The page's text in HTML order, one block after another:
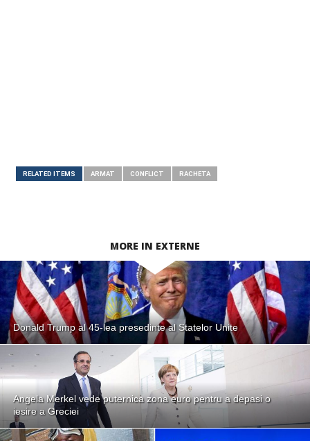
RELATED ITEMS ARMAT CONFLICT RACHETA
MORE IN EXTERNE
Donald Trump al 45-lea presedinte al Statelor Unite
Angela Merkel vede puternica zona euro pentru a depasi o
iesire a Greciei